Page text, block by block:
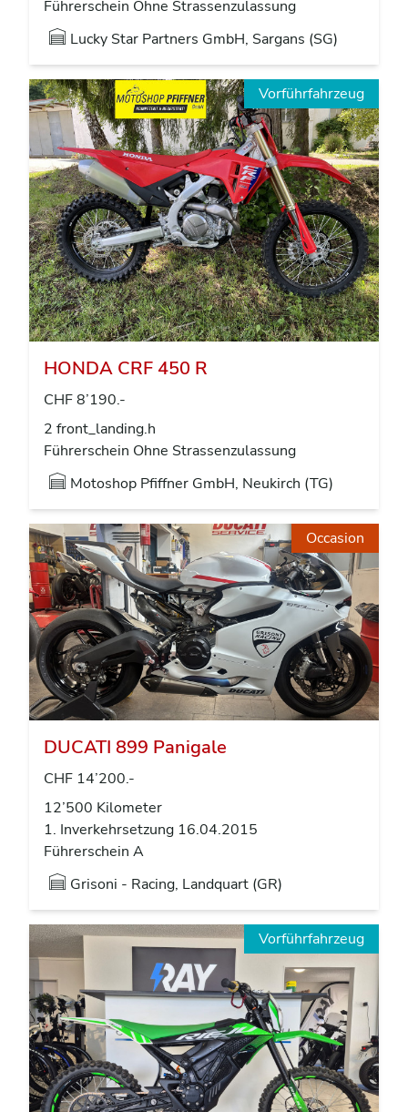
Führerschein Ohne Strassenzulassung
Lucky Star Partners GmbH, Sargans (SG)
Vorführfahrzeug
HONDA CRF 450 R
CHF 8’190.-
2 front_landing.h
Führerschein Ohne Strassenzulassung
Motoshop Pfiffner GmbH, Neukirch (TG)
Occasion
DUCATI 899 Panigale
CHF 14’200.-
12’500 Kilometer
1. Inverkehrsetzung 16.04.2015
Führerschein A
Grisoni - Racing, Landquart (GR)
Vorführfahrzeug